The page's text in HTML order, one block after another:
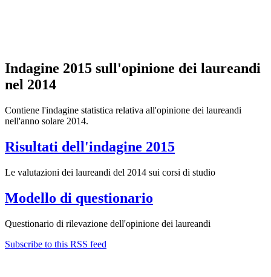
Indagine 2015 sull'opinione dei laureandi
nel 2014
Contiene l'indagine statistica relativa all'opinione dei laureandi
nell'anno solare 2014.
Risultati dell'indagine 2015
Le valutazioni dei laureandi del 2014 sui corsi di studio
Modello di questionario
Questionario di rilevazione dell'opinione dei laureandi
Subscribe to this RSS feed